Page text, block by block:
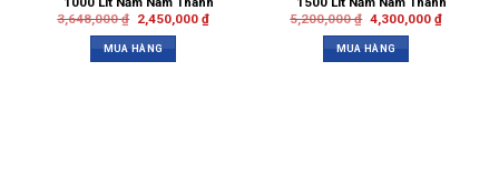
3,648,000₫ 2,450,000 ₫
MUA HÀNG
5,200,000₫ 4,300,000 ₫
MUA HÀNG